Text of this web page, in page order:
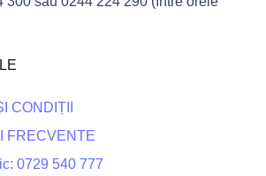
CONDIȚII
FRECVENTE
0729 540 777